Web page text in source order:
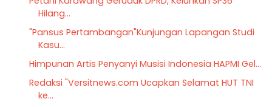
Hilang...
"Pansus Pertambangan"Kunjungan Lapangan Studi
Kasu...
Himpunan Artis Penyanyi Musisi Indonesia HAPMI Gel...
Redaksi "Versitnews.com Ucapkan Selamat HUT TNI
ke...